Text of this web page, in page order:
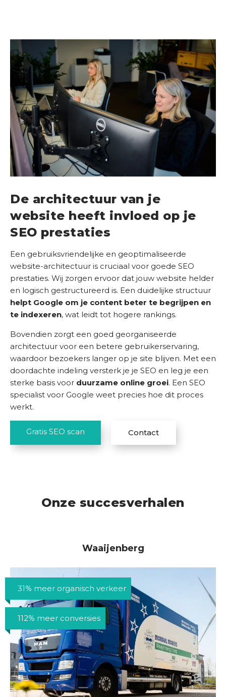
De architectuur van je
website heeft invloed op je
SEO prestaties
Een gebruiksvriendelijke en geoptimaliseerde
website-architectuur is cruciaal voor goede SEO
prestaties. Wij zorgen ervoor dat jouw website helder
en logisch gestructureerd is. Een duidelijke structuur
helpt Google om je content beter te begrijpen en
te indexeren, wat leidt tot hogere rankings.
Bovendien zorgt een goed georganiseerde
architectuur voor een betere gebruikerservaring,
waardoor bezoekers langer op je site blijven. Met een
doordachte indeling versterk je je SEO en leg je een
sterke basis voor duurzame online groei. Een SEO
specialist voor Google weet precies hoe dit proces
werkt.
Gratis SEO scan Contact
Onze succesverhalen
Waaijenberg
31% meer organisch verkeer
112% meer conversies